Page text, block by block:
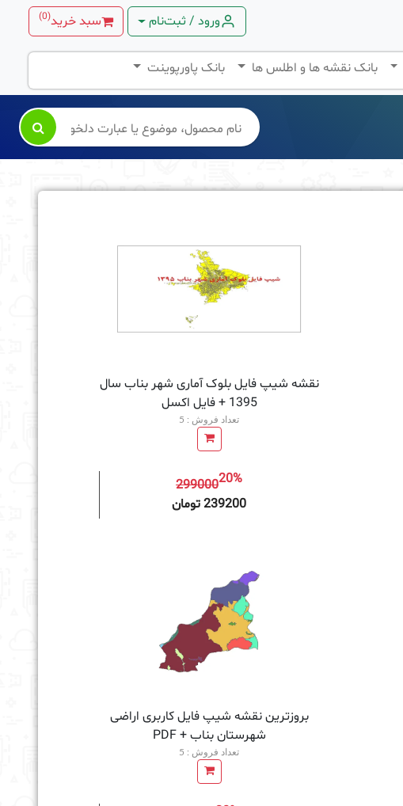
ورود / ثبت‌نام سبد خرید(
0
)
بانک نقشه ها و اطلس ها بانک پاورپوینت

نقشه شیپ فایل بلوک آماری شهر بناب سال
1395 + فايل اكسل
تعداد فروش : 5
29900020%
239200 تومان
بروزترین نقشه شیپ فایل کاربری اراضی
شهرستان بناب + PDF
تعداد فروش : 5